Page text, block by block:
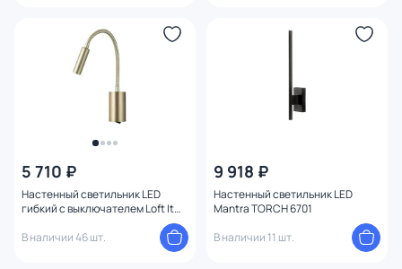
5 710 ₽
Настенный светильник LED
гибкий с выключателем Loft It
В наличии 46 шт.
9 918 ₽
Настенный светильник LED
Mantra TORCH 6701
В наличии 11 шт.